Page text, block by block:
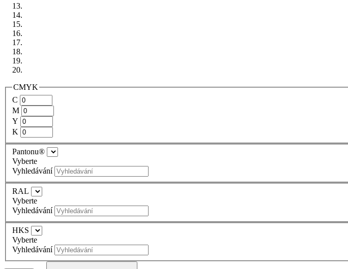
CMYK
C
M
Y
K
Pantonu®
Vyberte
Vyhledávání
RAL
Vyberte
Vyhledávání
HKS
Vyberte
Vyhledávání